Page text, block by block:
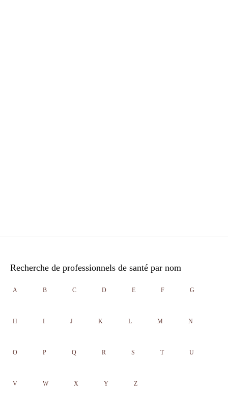
Recherche de professionnels de santé par nom
A B C D E F G
H I J K L M N
O P Q R S T U
V W X Y Z